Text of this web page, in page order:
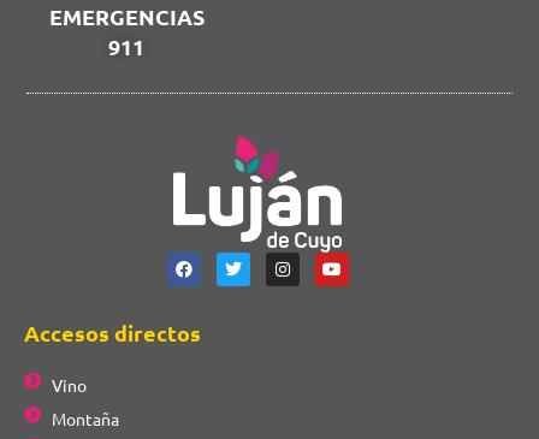
EMERGENCIAS
911
Accesos directos
Vino
Montaña